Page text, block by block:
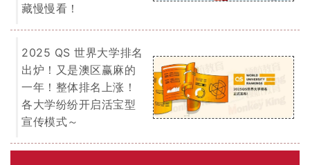
藏慢慢看！
2025 QS 世界大学排名
出炉！又是澳区赢麻的
一年！整体排名上涨！
各大学纷纷开启活宝型
宣传模式～